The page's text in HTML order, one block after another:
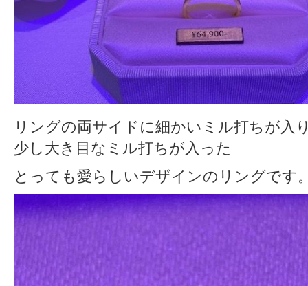
リングの両サイドに細かいミル打ちが入
少し大き目なミル打ちが入った
とっても愛らしいデザインのリングです